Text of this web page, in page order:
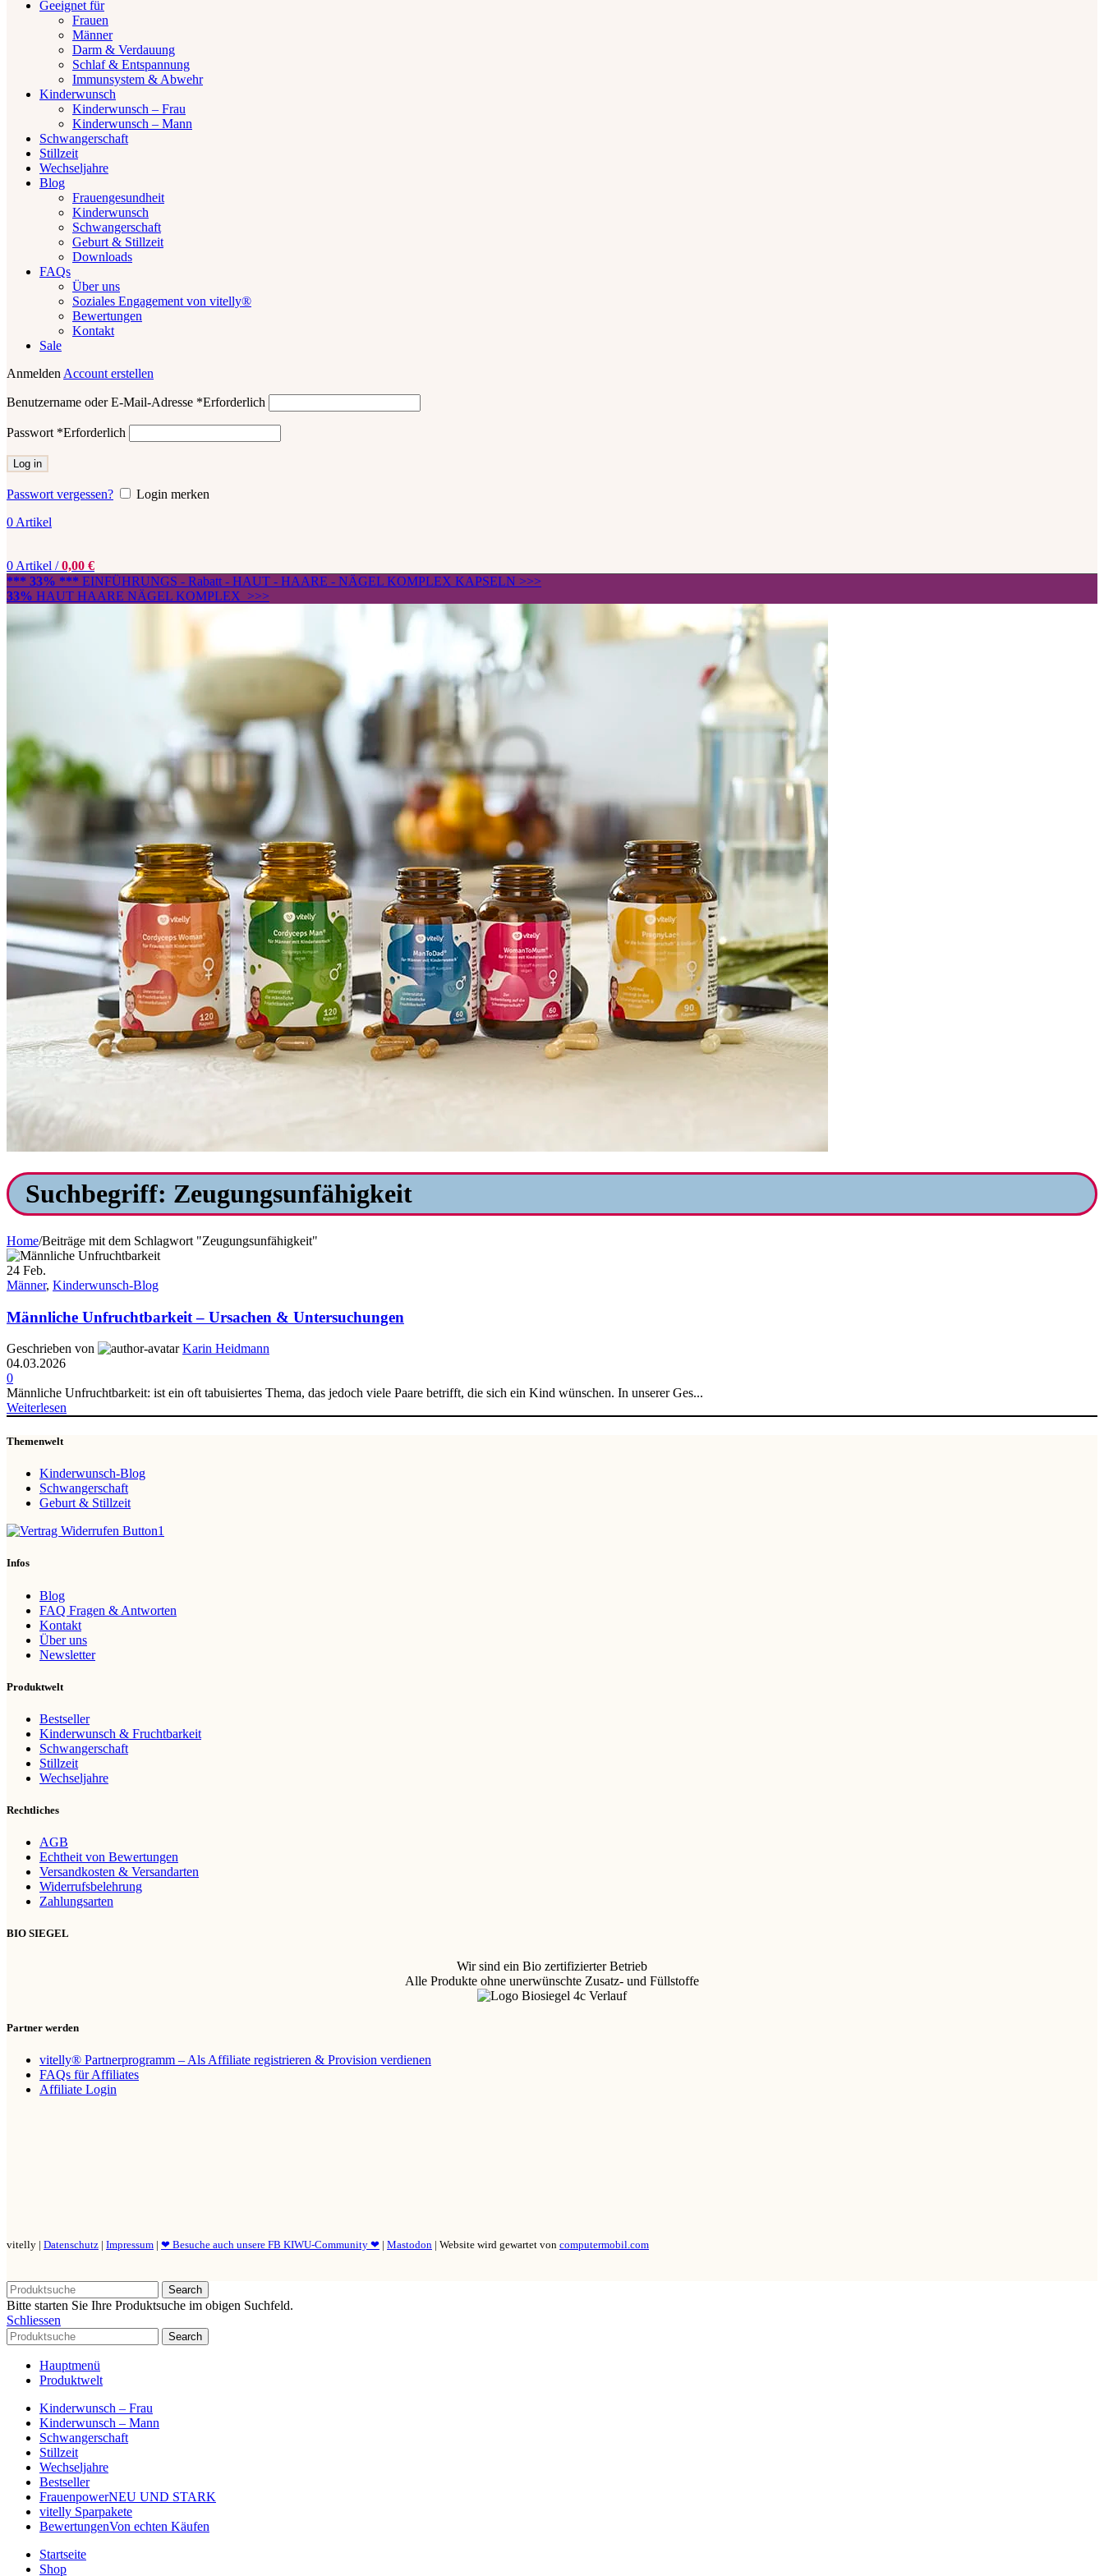
Geeignet für
Frauen
Männer
Darm & Verdauung
Schlaf & Entspannung
Immunsystem & Abwehr
Kinderwunsch
Kinderwunsch – Frau
Kinderwunsch – Mann
Schwangerschaft
Stillzeit
Wechseljahre
Blog
Frauengesundheit
Kinderwunsch
Schwangerschaft
Geburt & Stillzeit
Downloads
FAQs
Über uns
Soziales Engagement von vitelly®
Bewertungen
Kontakt
Sale
Anmelden Account erstellen
Benutzername oder E-Mail-Adresse *Erforderlich
Passwort *Erforderlich
Log in
Passwort vergessen?
Login merken
0 Artikel
0 Artikel / 0,00 €
*** 33% *** EINFÜHRUNGS - Rabatt - HAUT - HAARE - NÄGEL KOMPLEX KAPSELN >>>
33% HAUT HAARE NÄGEL KOMPLEX >>>
Suchbegriff: Zeugungsunfähigkeit
Home/Beiträge mit dem Schlagwort "Zeugungsunfähigkeit"
24 Feb.
Männer, Kinderwunsch-Blog
Männliche Unfruchtbarkeit – Ursachen & Untersuchungen
Geschrieben von
Karin Heidmann
04.03.2026
0
Männliche Unfruchtbarkeit: ist ein oft tabuisiertes Thema, das jedoch viele Paare betrifft, die sich ein Kind wünschen. In unserer Ges...
Weiterlesen
Themenwelt
Kinderwunsch-Blog
Schwangerschaft
Geburt & Stillzeit
Infos
Blog
FAQ Fragen & Antworten
Kontakt
Über uns
Newsletter
Produktwelt
Bestseller
Kinderwunsch & Fruchtbarkeit
Schwangerschaft
Stillzeit
Wechseljahre
Rechtliches
AGB
Echtheit von Bewertungen
Versandkosten & Versandarten
Widerrufsbelehrung
Zahlungsarten
BIO SIEGEL
Wir sind ein Bio zertifizierter Betrieb
Alle Produkte ohne unerwünschte Zusatz- und Füllstoffe
Partner werden
vitelly® Partnerprogramm – Als Affiliate registrieren & Provision verdienen
FAQs für Affiliates
Affiliate Login
vitelly | Datenschutz | Impressum | ❤ Besuche auch unsere FB KIWU-Community ❤ | Mastodon | Website wird gewartet von computermobil.com
Search
Bitte starten Sie Ihre Produktsuche im obigen Suchfeld.
Schliessen
Search
Hauptmenü
Produktwelt
Kinderwunsch – Frau
Kinderwunsch – Mann
Schwangerschaft
Stillzeit
Wechseljahre
Bestseller
FrauenpowerNEU UND STARK
vitelly Sparpakete
BewertungenVon echten Käufen
Startseite
Shop